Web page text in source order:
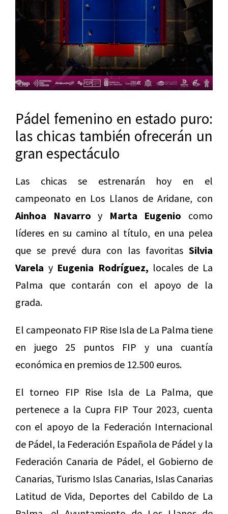
Pádel femenino en estado puro:
las chicas también ofrecerán un
gran espectáculo
Las chicas se estrenarán hoy en el
campeonato en Los Llanos de Aridane, con
Ainhoa Navarro y Marta Eugenio como
líderes en su camino al título, en una pelea
que se prevé dura con las favoritas Silvia
Varela y Eugenia Rodríguez, locales de La
Palma que contarán con el apoyo de la
grada.
El campeonato FIP Rise Isla de La Palma tiene
en juego 25 puntos FIP y una cuantía
económica en premios de 12.500 euros.
El torneo FIP Rise Isla de La Palma, que
pertenece a la Cupra FIP Tour 2023, cuenta
con el apoyo de la Federación Internacional
de Pádel, la Federación Española de Pádel y la
Federación Canaria de Pádel, el Gobierno de
Canarias, Turismo Islas Canarias, Islas Canarias
Latitud de Vida, Deportes del Cabildo de La